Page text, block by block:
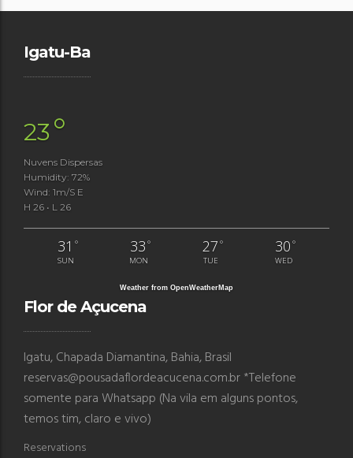
Igatu-Ba
23°
Nuvens Dispersas
Humidity: 72%
Wind: 1m/s E
H 26 • L 26
31 °
SUN
33 °
MON
27 °
TUE
30 °
WED
Weather from OpenWeatherMap
Flor de Açucena
Igatu, Chapada Diamantina, Bahia, Brasil
reservas@pousadaflordeacucena.com.br *Telefone
somente para Whatsapp (Na vila em alguns pontos,
temos tim, claro e vivo)
Reservations